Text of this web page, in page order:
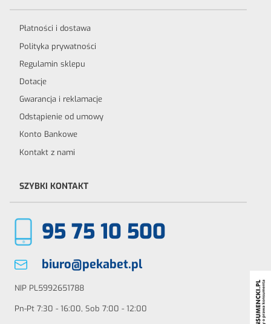
Płatności i dostawa
Polityka prywatności
Regulamin sklepu
Dotacje
Gwarancja i reklamacje
Odstąpienie od umowy
Konto Bankowe
Kontakt z nami
SZYBKI KONTAKT
95 75 10 500
biuro@pekabet.pl
NIP PL5992651788
Pn-Pt 7:30 - 16:00, Sob 7:00 - 12:00